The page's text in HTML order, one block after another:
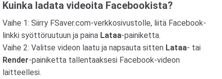
Kuinka ladata videoita Facebookista?
Vaihe 1: Siirry FSaver.com-verkkosivustolle, liitä Facebook-
linkki syöttöruutuun ja paina Lataa-painiketta.
Vaihe 2: Valitse videon laatu ja napsauta sitten Lataa- tai
Render-painiketta tallentaaksesi Facebook-videon
laitteellesi.